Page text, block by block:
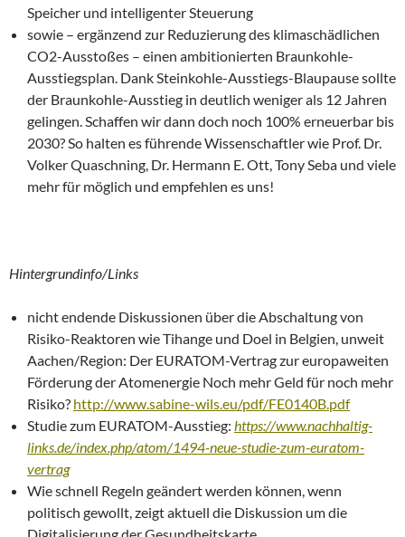
Speicher und intelligenter Steuerung
sowie – ergänzend zur Reduzierung des klimaschädlichen
CO2-Ausstoßes – einen ambitionierten Braunkohle-
Ausstiegsplan. Dank Steinkohle-Ausstiegs-Blaupause sollte
der Braunkohle-Ausstieg in deutlich weniger als 12 Jahren
gelingen. Schaffen wir dann doch noch 100% erneuerbar bis
2030? So halten es führende Wissenschaftler wie Prof. Dr.
Volker Quaschning, Dr. Hermann E. Ott, Tony Seba und viele
mehr für möglich und empfehlen es uns!
Hintergrundinfo/Links
nicht endende Diskussionen über die Abschaltung von
Risiko-Reaktoren wie Tihange und Doel in Belgien, unweit
Aachen/Region: Der EURATOM-Vertrag zur europaweiten
Förderung der Atomenergie Noch mehr Geld für noch mehr
Risiko? http://www.sabine-wils.eu/pdf/FE0140B.pdf
Studie zum EURATOM-Ausstieg: https://www.nachhaltig-
links.de/index.php/atom/1494-neue-studie-zum-euratom-
vertrag
Wie schnell Regeln geändert werden können, wenn
politisch gewollt, zeigt aktuell die Diskussion um die